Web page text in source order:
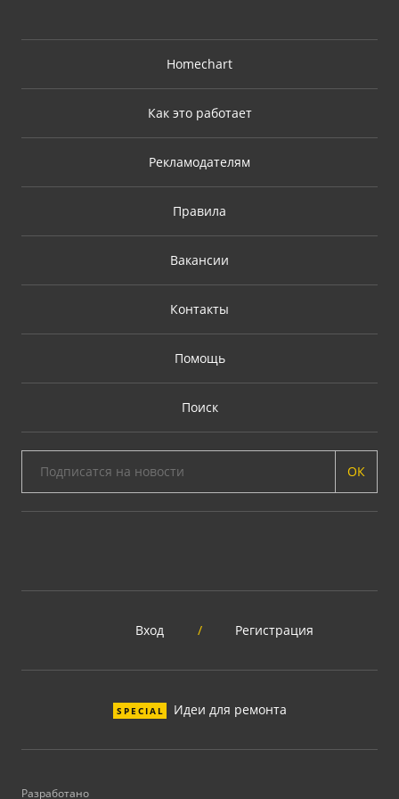
Homechart
Как это работает
Рекламодателям
Правила
Вакансии
Контакты
Помощь
Поиск
ОК
Вход / Регистрация
SPECIAL Идеи для ремонта
Разработано